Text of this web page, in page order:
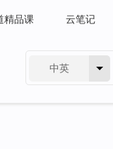
精品课 云笔记
中英